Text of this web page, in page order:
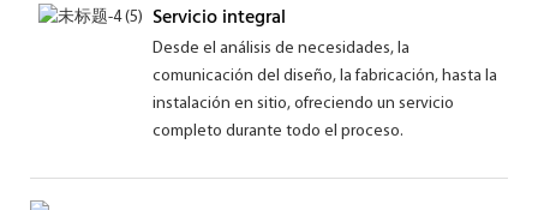
Servicio integral
Desde el análisis de necesidades, la
comunicación del diseño, la fabricación, hasta la
instalación en sitio, ofreciendo un servicio
completo durante todo el proceso.